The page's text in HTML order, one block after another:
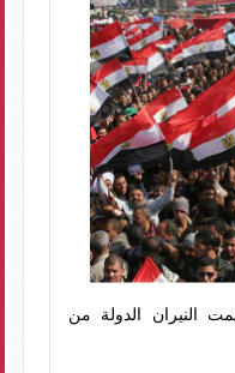
النيران الدولة من